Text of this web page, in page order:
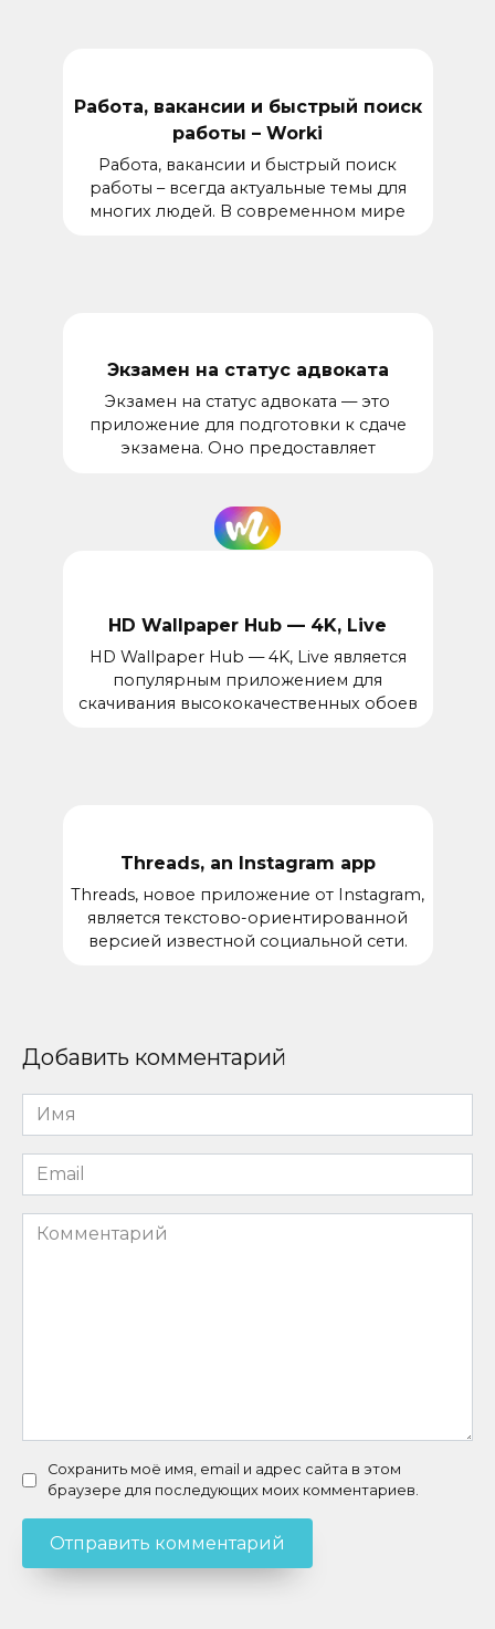
Работа, вакансии и быстрый поиск
работы – Worki
Работа, вакансии и быстрый поиск
работы – всегда актуальные темы для
многих людей. В современном мире
Экзамен на статус адвоката
Экзамен на статус адвоката — это
приложение для подготовки к сдаче
экзамена. Оно предоставляет
HD Wallpaper Hub — 4K, Live
HD Wallpaper Hub — 4K, Live является
популярным приложением для
скачивания высококачественных обоев
Threads, an Instagram app
Threads, новое приложение от Instagram,
является текстово-ориентированной
версией известной социальной сети.
Добавить комментарий
Имя
*
Email
*
Комментарий
Сохранить моё имя, email и адрес сайта в этом
браузере для последующих моих комментариев.